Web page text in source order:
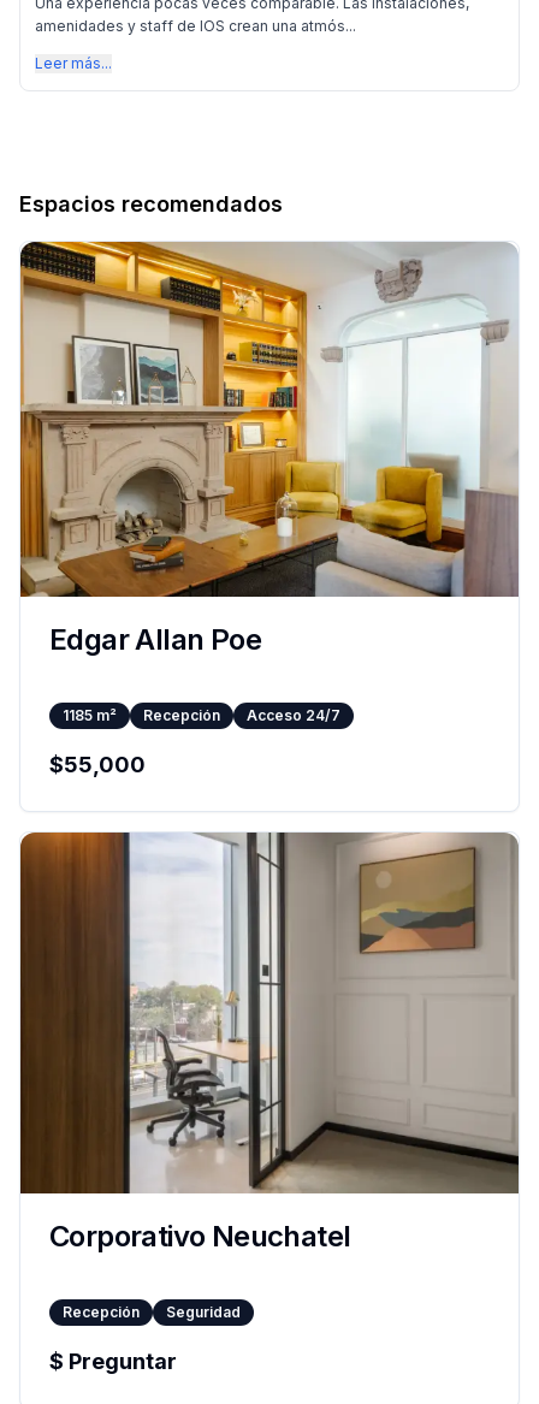
amenidades y staff de IOS crean una atmós...
Leer más...
Espacios recomendados
Edgar Allan Poe
1185 m² Recepción Acceso 24/7
$55,000
Corporativo Neuchatel
Recepción Seguridad
$ Preguntar